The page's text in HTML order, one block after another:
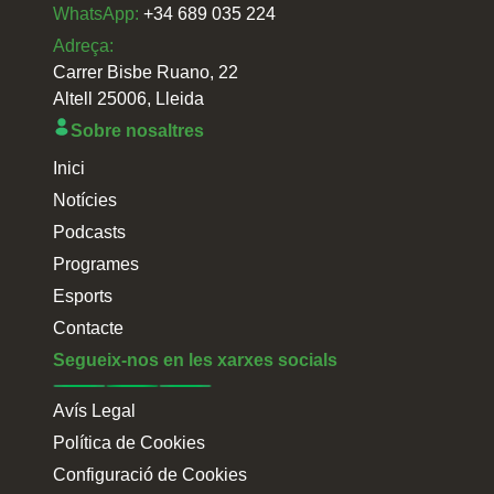
WhatsApp: +34 689 035 224
Adreça:
Carrer Bisbe Ruano, 22
Altell 25006, Lleida
Sobre nosaltres
Inici
Notícies
Podcasts
Programes
Esports
Contacte
Segueix-nos en les xarxes socials
Avís Legal
Política de Cookies
Configuració de Cookies